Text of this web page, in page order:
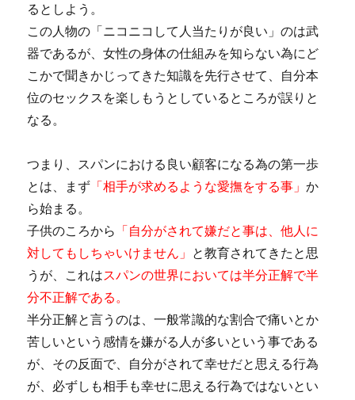
るとしよう。
この人物の「ニコニコして人当たりが良い」のは武
器であるが、女性の身体の仕組みを知らない為にど
こかで聞きかじってきた知識を先行させて、自分本
位のセックスを楽しもうとしているところが誤りと
なる。
つまり、スパンにおける良い顧客になる為の第一歩
とは、まず 「相手が求めるような愛撫をする事」か
ら始まる。
子供のころから 「自分がされて嫌だと事は、他人に
対してもしちゃいけません」 と教育されてきたと思
うが、これはスパンの世界においては半分正解で半
分不正解である。
半分正解と言うのは、一般常識的な割合で痛いとか
苦しいという感情を嫌がる人が多いという事である
が、その反面で、自分がされて幸せだと思える行為
が、必ずしも相手も幸せに思える行為ではないとい